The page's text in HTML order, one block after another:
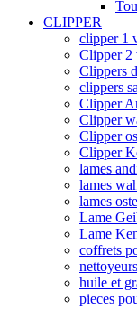
CLIPPER
clipper 1
Clipper 2
Clippers
clippers
Clipper
Clipper
Clipper
Clipper
lames
lames
lames
Lame
Lame
coffrets
huile et
pieces